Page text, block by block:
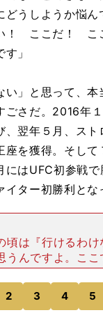
どうしようか悩
！ ここだ！ こ
」
い」と思って、
ごさだ。2016年
翌年５月、スト
座を獲得。そして
にはUFC初参戦
ター初勝利とな
頃は『行けるわ
うんですよ。ここ
持ち、絶対やっ
が命取りだという
ていくしかない
2 3 4 5
のページへ